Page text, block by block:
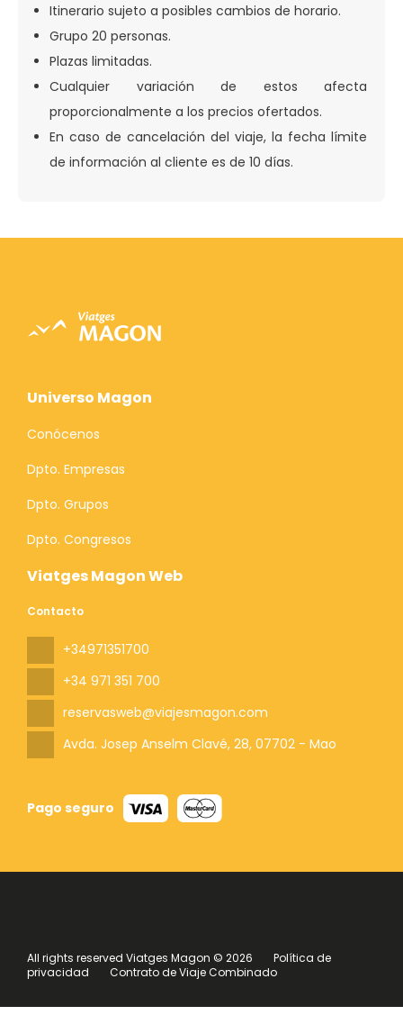
Itinerario sujeto a posibles cambios de horario.
Grupo 20 personas.
Plazas limitadas.
Cualquier variación de estos afecta
proporcionalmente a los precios ofertados.
En caso de cancelación del viaje, la fecha límite
de información al cliente es de 10 días.
Viatges Magon Web
Contacto
+34971351700
+34 971 351 700
reservasweb@viajesmagon.com
Avda. Josep Anselm Clavé, 28, 07702 - Mao
Pago seguro
Universo Magon
Conócenos
Dpto. Empresas
Dpto. Grupos
Dpto. Congresos
All rights reserved Viatges Magon © 2026
Política de
privacidad
Contrato de Viaje Combinado